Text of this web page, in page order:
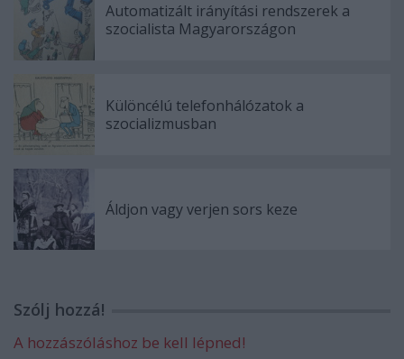
Automatizált irányítási rendszerek a
szocialista Magyarországon
Különcélú telefonhálózatok a
szocializmusban
Áldjon vagy verjen sors keze
Szólj hozzá!
A hozzászóláshoz be kell lépned!